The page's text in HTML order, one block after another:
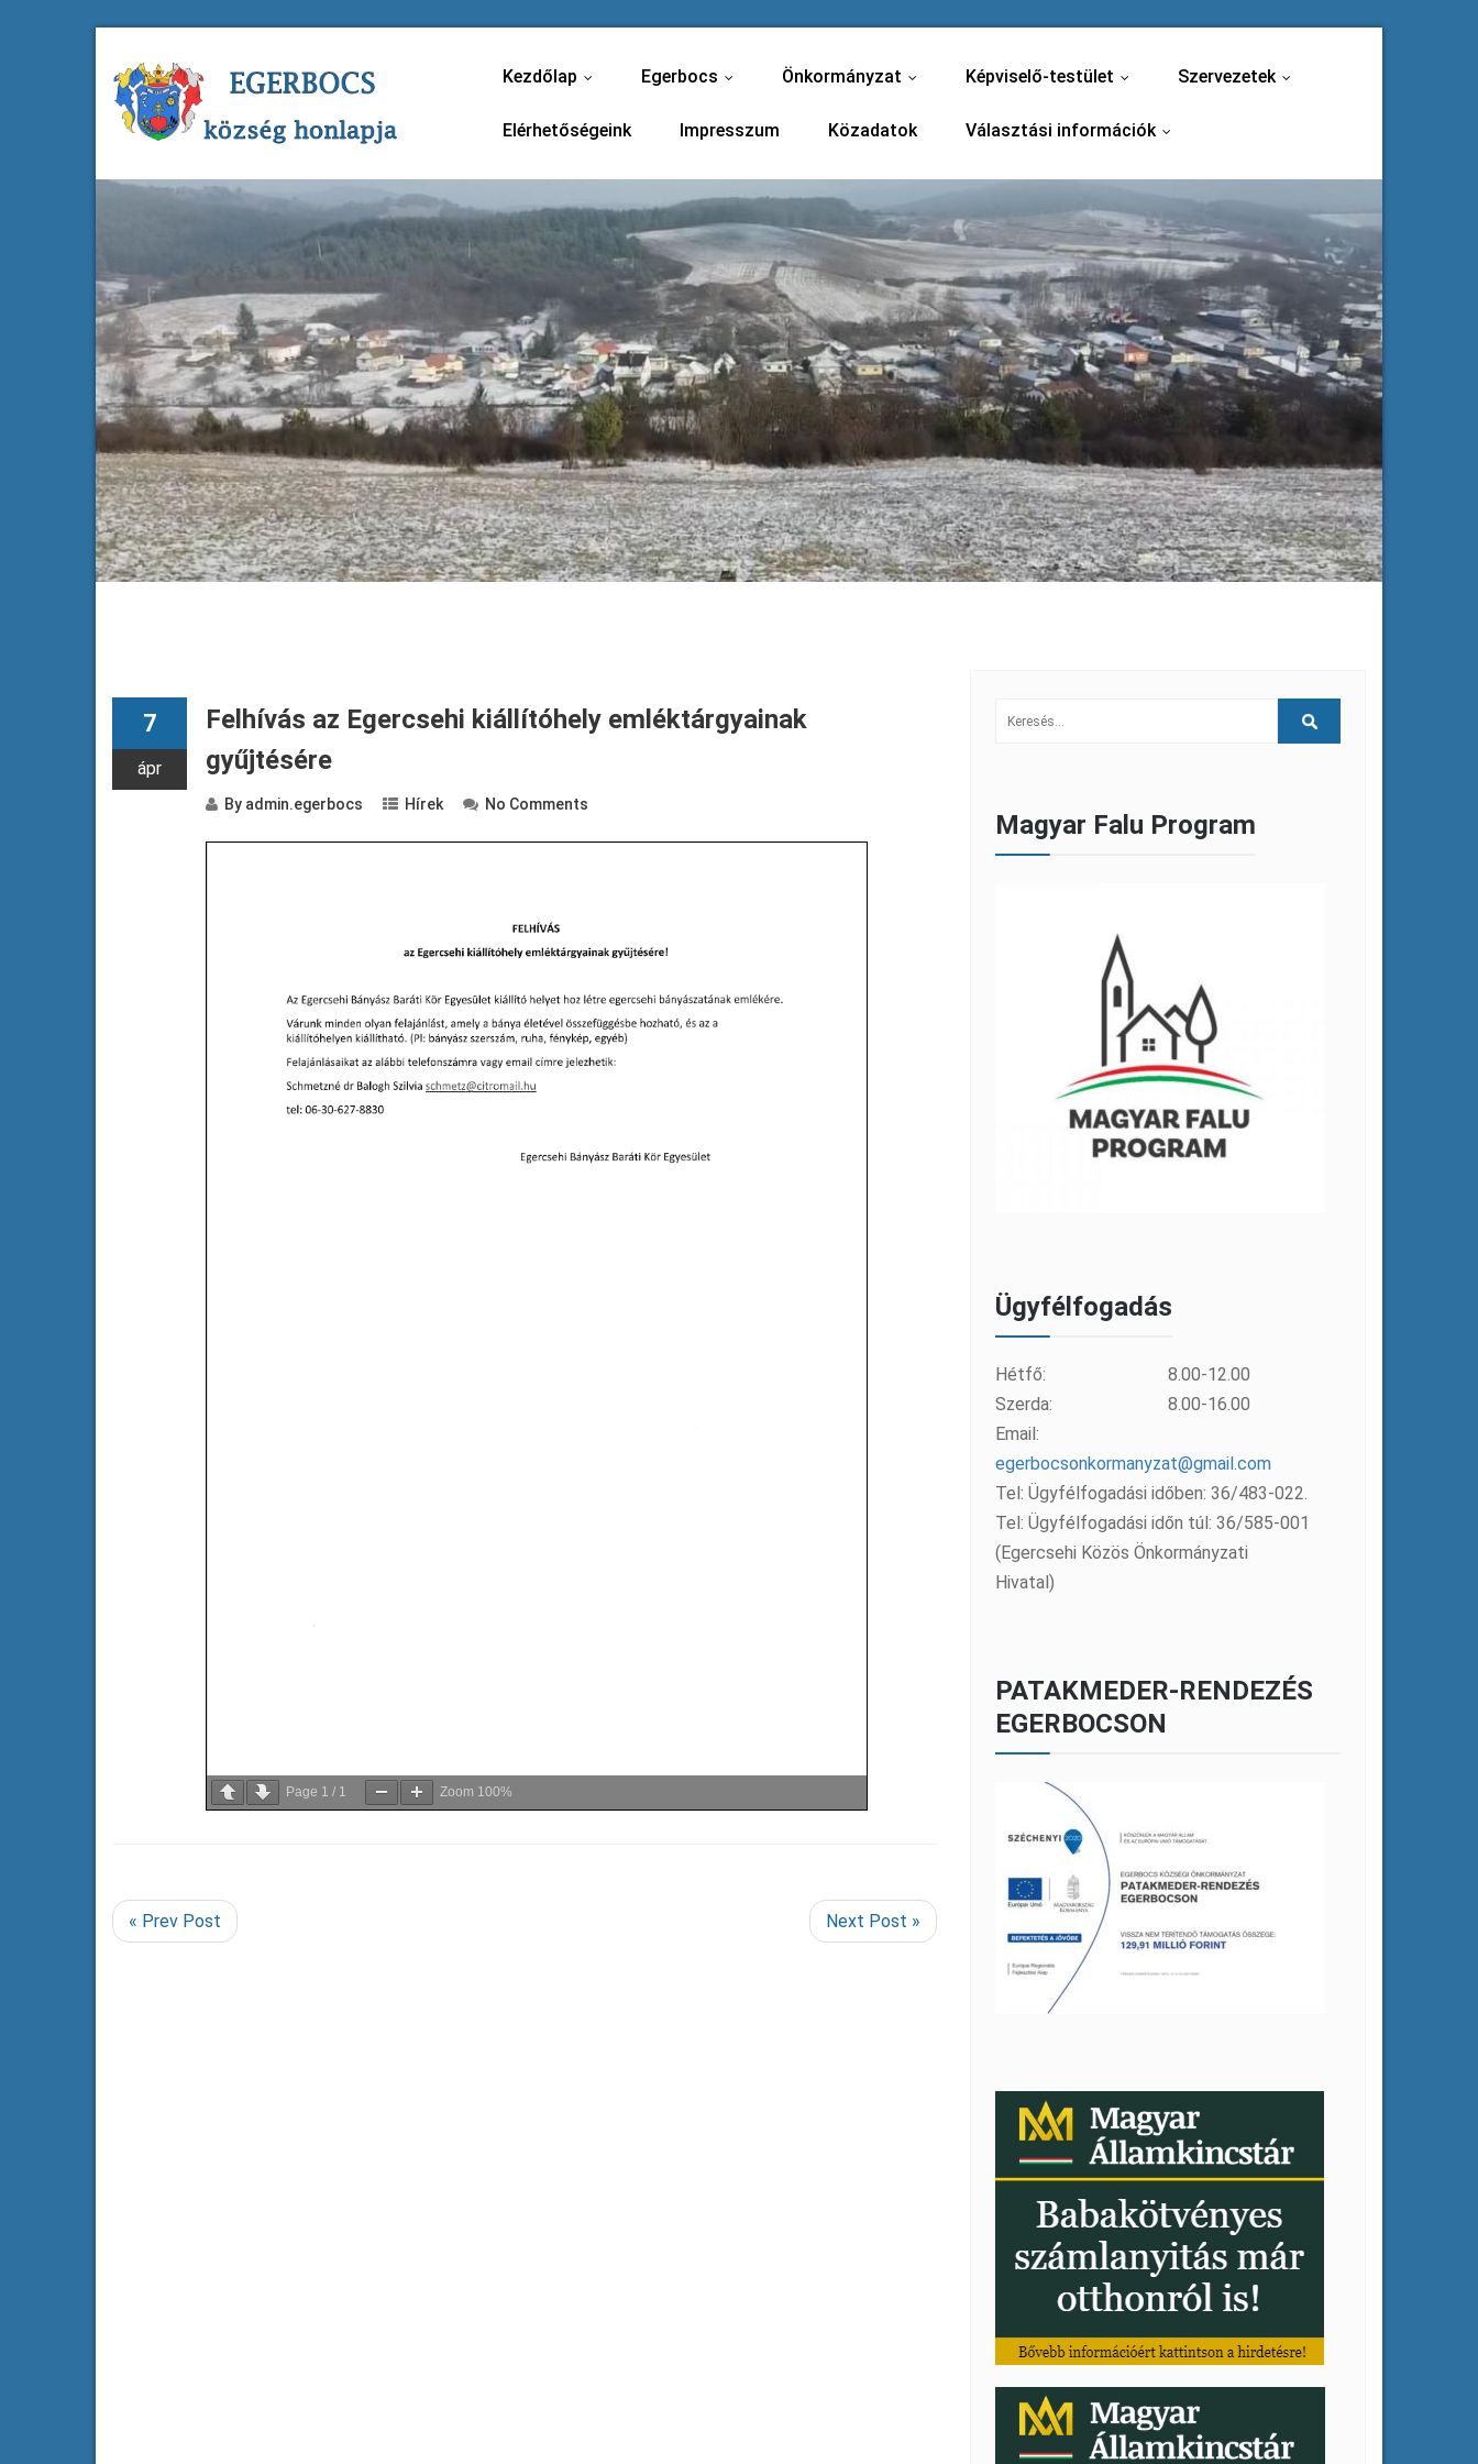
Kezdőlap Egerbocs Önkormányzat Képviselő-testület Szervezetek
Elérhetőségeink Impresszum Közadatok Választási információk
7
ápr
Felhívás az Egercsehi kiállítóhely emléktárgyainak
gyűjtésére
By admin.egerbocs Hírek No Comments
Page 1 / 1 Zoom 100%
« Prev Post Next Post »
Magyar Falu Program
Ügyfélfogadás
Hétfő:
8.00-12.00
Szerda:
8.00-16.00
Email:
egerbocsonkormanyzat@gmail.com
Tel: Ügyfélfogadási időben: 36/483-022.
Tel: Ügyfélfogadási időn túl: 36/585-001
(Egercsehi Közös Önkormányzati
Hivatal)
PATAKMEDER-RENDEZÉS
EGERBOCSON